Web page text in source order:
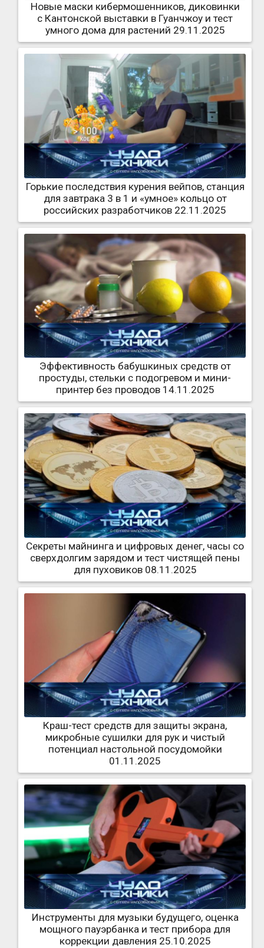
Новые маски кибермошенников, диковинки
с Кантонской выставки в Гуанчжоу и тест
умного дома для растений 29.11.2025
Горькие последствия курения вейпов, станция
для завтрака 3 в 1 и «умное» кольцо от
российских разработчиков 22.11.2025
Эффективность бабушкиных средств от
простуды, стельки с подогревом и мини-
принтер без проводов 14.11.2025
Секреты майнинга и цифровых денег, часы со
сверхдолгим зарядом и тест чистящей пены
для пуховиков 08.11.2025
Краш-тест средств для защиты экрана,
микробные сушилки для рук и чистый
потенциал настольной посудомойки
01.11.2025
Инструменты для музыки будущего, оценка
мощного пауэрбанка и тест прибора для
коррекции давления 25.10.2025